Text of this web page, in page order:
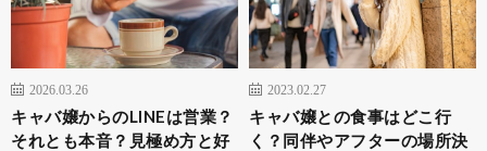
2026.03.26
キャバ嬢からのLINEは営業？
それとも本音？見極め方と好
2023.02.27
キャバ嬢との食事はどこ行
く？同伴やアフターの場所決